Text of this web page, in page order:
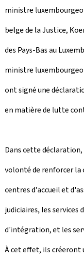
l
e
ministre
belge de la Justice,
des Pays-Bas au
ministre
ont signé une
en matière de lutte
Dans cette
volonté de renforcer
centres d'accueil et
judiciaires, les
d'intégration, et les
À cet effet, ils créeront